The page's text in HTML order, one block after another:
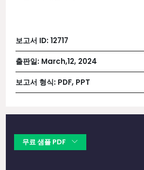
보고서 ID:12717
출판일: March,12, 2024
보고서 형식: PDF, PPT
무료 샘플 PDF